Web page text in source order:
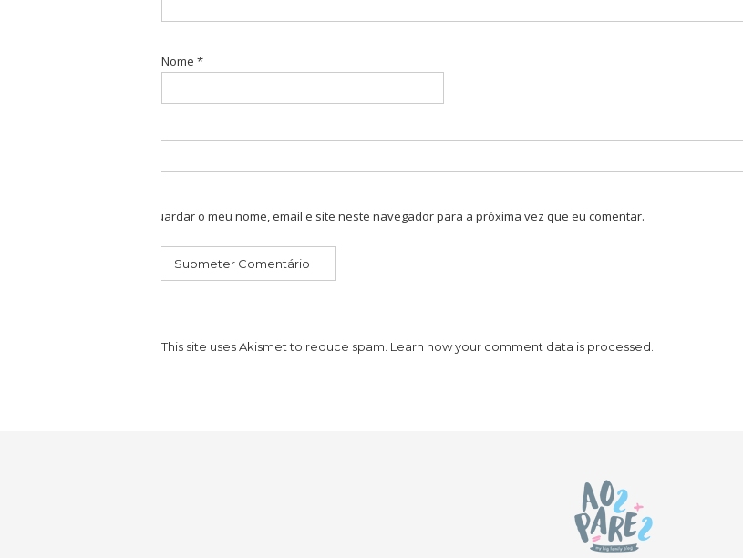
Nome *
Guardar o meu nome, email e site neste navegador para a próxima vez que eu comentar.
This site uses Akismet to reduce spam. Learn how your comment data is processed.